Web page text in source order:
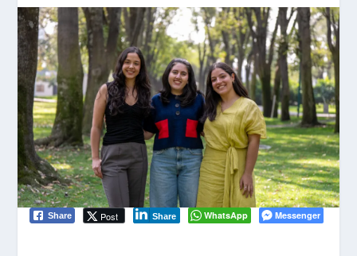
Share Post Share WhatsApp Messenger